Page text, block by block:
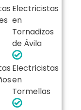
Electricistas
en
Tornadizos
de Ávila
Electricistas
en
Tormellas